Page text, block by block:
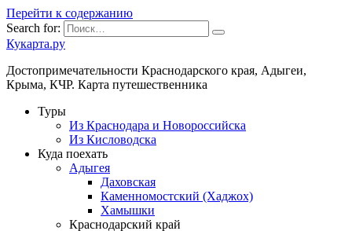
Перейти к содержанию
Search for:
Кукарта.ру
Достопримечательности Краснодарского края, Адыгеи,
Крыма, КЧР. Карта путешественника
Туры
Из Краснодара и Новороссийска
Из Кисловодска
Куда поехать
Адыгея
Даховская
Каменномостский (Хаджох)
Хамышки
Краснодарский край